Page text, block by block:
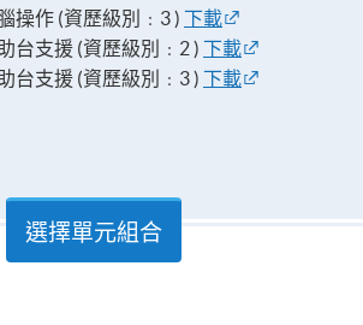
操作 (資歷級別﹕3 ) 下載
台支援 (資歷級別﹕2 ) 下載
台支援 (資歷級別﹕3 ) 下載
選擇單元組合